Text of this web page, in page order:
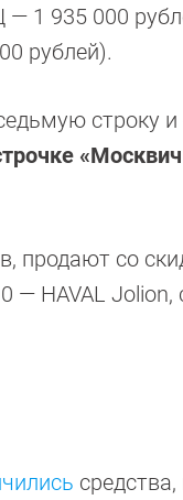
— 1 935 000
рублей).
строку
продают со
— HAVAL